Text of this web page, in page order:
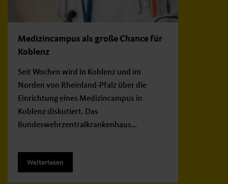
Medizincampus als große Chance für
Koblenz
Seit Wochen wird in Koblenz und im
Norden von Rheinland-Pfalz über die
Einrichtung eines Medizincampus in
Koblenz diskutiert. Das
Bundeswehrzentralkrankenhaus…
Weiterlesen